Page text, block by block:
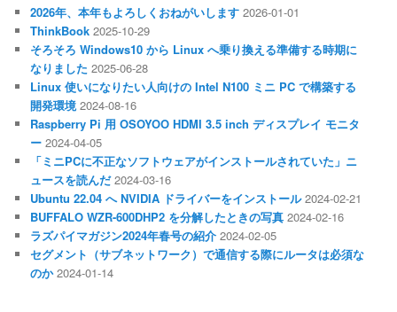
2026年、本年もよろしくおねがいします 2026-01-01
ThinkBook 2025-10-29
そろそろ Windows10 から Linux へ乗り換える準備する時期に
なりました 2025-06-28
Linux 使いになりたい人向けの Intel N100 ミニ PC で構築する
開発環境 2024-08-16
Raspberry Pi 用 OSOYOO HDMI 3.5 inch ディスプレイ モニタ
ー 2024-04-05
「ミニPCに不正なソフトウェアがインストールされていた」ニ
ュースを読んだ 2024-03-16
Ubuntu 22.04 へ NVIDIA ドライバーをインストール 2024-02-21
BUFFALO WZR-600DHP2 を分解したときの写真 2024-02-16
ラズパイマガジン2024年春号の紹介 2024-02-05
セグメント（サブネットワーク）で通信する際にルータは必須な
のか 2024-01-14